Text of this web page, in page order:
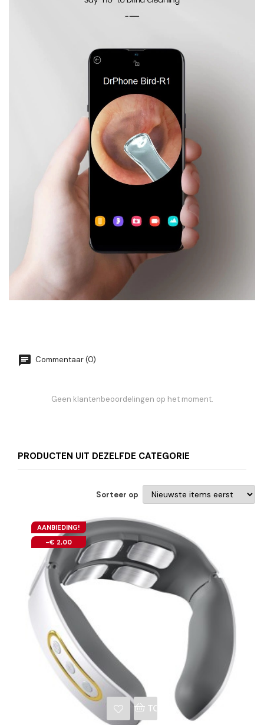
Commentaar (0)
Geen klantenbeoordelingen op het moment.
PRODUCTEN UIT DEZELFDE CATEGORIE
Sorteer op
AANBIEDING!
-€ 2,00
TOEVOEGEN AAN